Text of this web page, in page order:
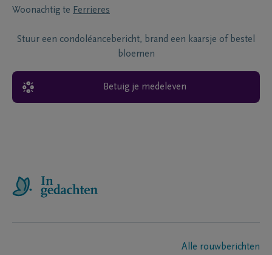
Woonachtig te Ferrieres
Stuur een condoléancebericht, brand een kaarsje of bestel
bloemen
Betuig je medeleven
Alle rouwberichten